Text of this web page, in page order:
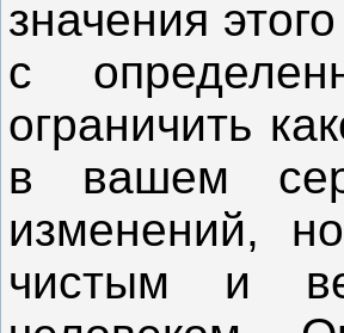
значения
с
ограничить
в вашем
изменений,
чистым и